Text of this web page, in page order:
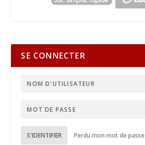
SE CONNECTER
S'IDENTIFIER Perdu mon mot de passe